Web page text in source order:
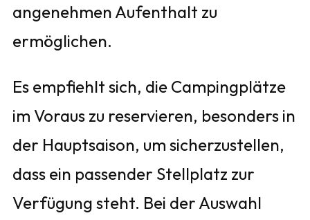
angenehmen Aufenthalt zu
ermöglichen.
Es empfiehlt sich, die Campingplätze
im Voraus zu reservieren, besonders in
der Hauptsaison, um sicherzustellen,
dass ein passender Stellplatz zur
Verfügung steht. Bei der Auswahl